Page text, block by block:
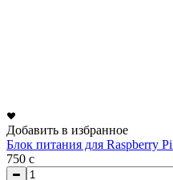
Добавить в избранное
Блок питания для Raspberry
750 c